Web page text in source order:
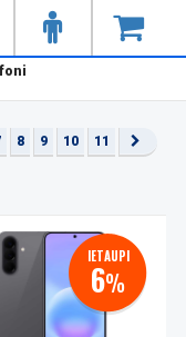
8 9 10 11
IETAUPI
6%